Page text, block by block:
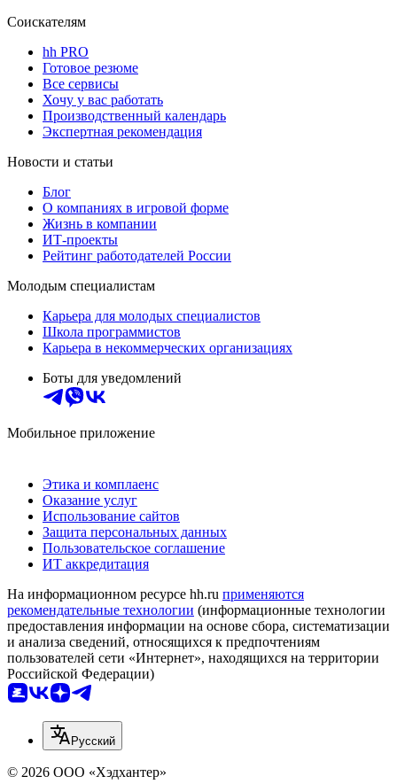
Соискателям
hh PRO
Готовое резюме
Все сервисы
Хочу у вас работать
Производственный календарь
Экспертная рекомендация
Новости и статьи
Блог
О компаниях в игровой форме
Жизнь в компании
ИТ-проекты
Рейтинг работодателей России
Молодым специалистам
Карьера для молодых специалистов
Школа программистов
Карьера в некоммерческих организациях
Боты для уведомлений
Мобильное приложение
Этика и комплаенс
Оказание услуг
Использование сайтов
Защита персональных данных
Пользовательское соглашение
ИТ аккредитация
На информационном ресурсе hh.ru применяются
рекомендательные технологии (информационные технологии
предоставления информации на основе сбора, систематизации
и анализа сведений, относящихся к предпочтениям
пользователей сети «Интернет», находящихся на территории
Российской Федерации)
Русский
© 2026 ООО «Хэдхантер»